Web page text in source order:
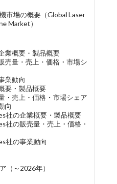
市場の概要（Global Laser
Market）
業概要・製品概要
売量・売上・価格・市場シ
業動向
要・製品概要
・売上・価格・市場シェア
向
社の企業概要・製品概要
社の販売量・売上・価格・
社の事業動向
（～2026年）